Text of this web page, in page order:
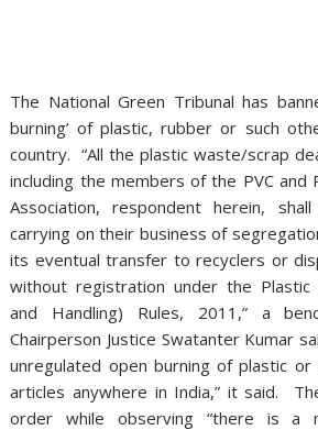
The National Green Tribunal has
burning’ of plastic, rubber or such
country. “All the plastic waste/scrap
including the members of the PVC and
Association, respondent herein,
carrying on their business of
its eventual transfer to recyclers or
without registration under the Plastic
and Handling) Rules, 2011,” a
Chairperson Justice Swatanter Kumar
unregulated open burning of plastic
articles anywhere in India,” it said.
order while observing “there is a